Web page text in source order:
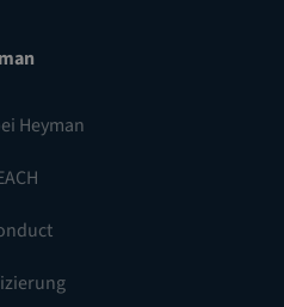
Heyman